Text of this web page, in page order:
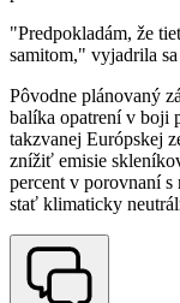
"Predpokladám, že
samitom," vyjadrila
Pôvodne plánovaný
balíka opatrení v boji
takzvanej Európskej
znížiť emisie
percent v porovnaní
stať klimaticky